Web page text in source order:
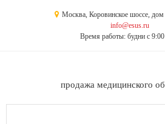
Москва, Коровинское шоссе, дом
info@esus.ru
Время работы: будни с
продажа медицинского